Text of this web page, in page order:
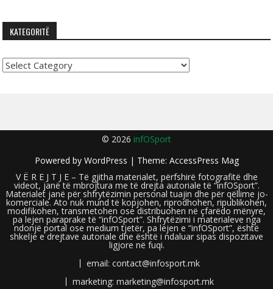
KATEGORITË
Kategoritë
© 2026 infOSport
Powered by WordPress | Theme: AccessPress Mag
V Ë R E J T J E – Të gjitha materialet, përfshirë fotografitë dhe
videot, janë të mbrojtura me të drejta autoriale të “infOSport”.
Materialet janë për shfrytëzimin personal tuajin dhe për qëllime jo-
komerciale. Ato nuk mund të kopjohen, riprodhohen, ripublikohen,
modifikohen, transmetohen ose distribuohen në çfarëdo mënyre,
pa lejen paraprake të “infOSport”. Shfrytëzimi i materialeve nga
ndonjë portal ose medium tjetër, pa lejen e “infOSport”, është
shkelje e drejtave autoriale dhe është i ndaluar sipas dispozitave
ligjore në fuqi.
email: contact@infosport.mk
marketing: marketing@infosport.mk